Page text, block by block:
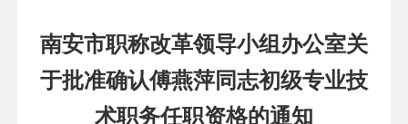
南安市职称改革领导小组办公室关
于批准确认傅燕萍同志初级专业技
术职务任职资格的通知